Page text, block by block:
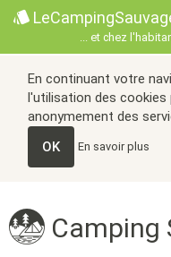
... et chez
En continuant votre
l'utilisation des
anonymement des
OK
En savoir plus
Camping